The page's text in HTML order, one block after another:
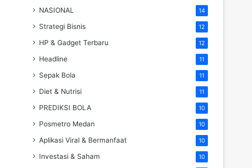
NASIONAL 14
Strategi Bisnis 12
HP & Gadget Terbaru 12
Headline 11
Sepak Bola 11
Diet & Nutrisi 11
PREDIKSI BOLA 10
Posmetro Medan 10
Aplikasi Viral & Bermanfaat 10
Investasi & Saham 10